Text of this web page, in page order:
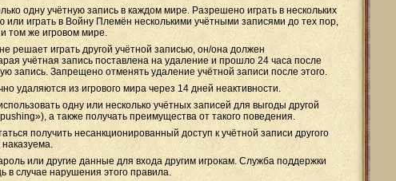
одну учётную запись в каждом мире. Разрешено играть в нескольких
или играть в Войну Племён несколькими учётными записями до тех пор,
том же игровом мире.
решает играть другой учётной записью, он/она должен
учётная запись поставлена на удаление и прошло 24 часа после
запись. Запрещено отменять удаление учётной записи после этого.
удаляются из игрового мира через 14 дней неактивности.
одну или несколько учётных записей для выгоды другой
а также получать преимущества от такого поведения.
получить несанкционированный доступ к учётной записи другого
или другие данные для входа другим игрокам. Служба поддержки
в случае нарушения этого правила.